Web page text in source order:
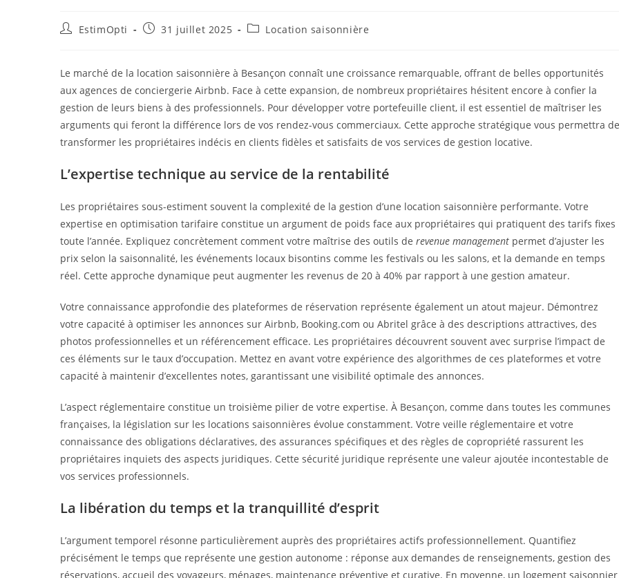
EstimOpti 31 juillet 2025 Location saisonnière
Le marché de la location saisonnière à Besançon connaît une croissance remarquable, offrant de belles opportunités
aux agences de conciergerie Airbnb. Face à cette expansion, de nombreux propriétaires hésitent encore à confier la
gestion de leurs biens à des professionnels. Pour développer votre portefeuille client, il est essentiel de maîtriser les
arguments qui feront la différence lors de vos rendez-vous commerciaux. Cette approche stratégique vous permettra de
transformer les propriétaires indécis en clients fidèles et satisfaits de vos services de gestion locative.
L’expertise technique au service de la rentabilité
Les propriétaires sous-estiment souvent la complexité de la gestion d’une location saisonnière performante. Votre
expertise en optimisation tarifaire constitue un argument de poids face aux propriétaires qui pratiquent des tarifs fixes
toute l’année. Expliquez concrètement comment votre maîtrise des outils de revenue management permet d’ajuster les
prix selon la saisonnalité, les événements locaux bisontins comme les festivals ou les salons, et la demande en temps
réel. Cette approche dynamique peut augmenter les revenus de 20 à 40% par rapport à une gestion amateur.
Votre connaissance approfondie des plateformes de réservation représente également un atout majeur. Démontrez
votre capacité à optimiser les annonces sur Airbnb, Booking.com ou Abritel grâce à des descriptions attractives, des
photos professionnelles et un référencement efficace. Les propriétaires découvrent souvent avec surprise l’impact de
ces éléments sur le taux d’occupation. Mettez en avant votre expérience des algorithmes de ces plateformes et votre
capacité à maintenir d’excellentes notes, garantissant une visibilité optimale des annonces.
L’aspect réglementaire constitue un troisième pilier de votre expertise. À Besançon, comme dans toutes les communes
françaises, la législation sur les locations saisonnières évolue constamment. Votre veille réglementaire et votre
connaissance des obligations déclaratives, des assurances spécifiques et des règles de copropriété rassurent les
propriétaires inquiets des aspects juridiques. Cette sécurité juridique représente une valeur ajoutée incontestable de
vos services professionnels.
La libération du temps et la tranquillité d’esprit
L’argument temporel résonne particulièrement auprès des propriétaires actifs professionnellement. Quantifiez
précisément le temps que représente une gestion autonome : réponse aux demandes de renseignements, gestion des
réservations, accueil des voyageurs, ménages, maintenance préventive et curative. En moyenne, un logement saisonnier